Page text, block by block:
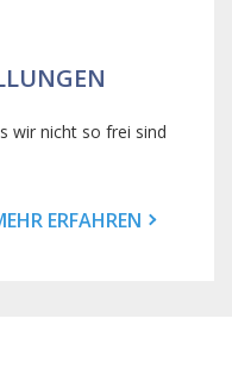
wir nicht so frei sind
ERFAHREN